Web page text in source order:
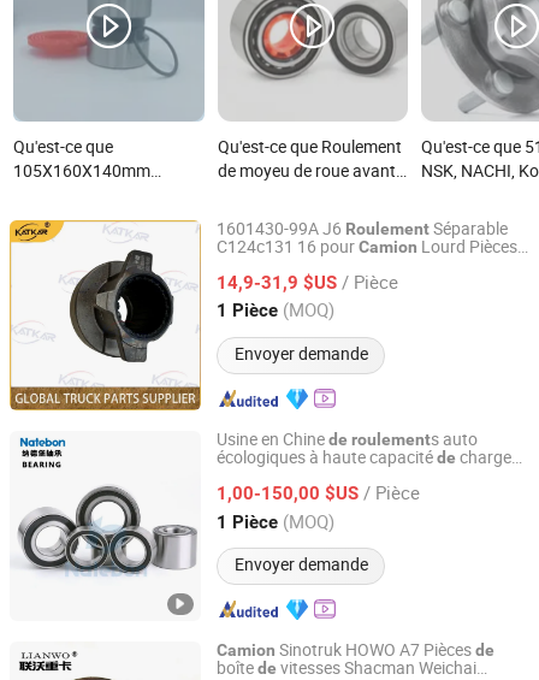
Qu'est-ce que
105X160X140mm
ensemble de moyeu de
camion lourd Vkba5408
85110616 803750b
Qu'est-ce que Roulement
de moyeu de roue avant
Dac42760038/35
Dac42760039
Dac42760037135
Qu'est-ce que
NSK, NACHI,
moyeu de roue
étanche,
1601430-99A J6 RoulementSéparable
C124c131 16 pourCamion Lourd Pièces
14,9-31,9 $US / Pièce
1 Pièce (MOQ)
Envoyer demande
Shandong Zhida International Trade Co., Ltd.
Shandong, China Depuis 2026
Usine en Chinede roulements auto
écologiques à haute capacitéde charge
1,00-150,00 $US / Pièce
1 Pièce (MOQ)
Envoyer demande
Natebon Electromechanical Industrial (Jiangsu) Co., Ltd.
Jiangsu, China Depuis 2026
Camion Sinotruk HOWO A7 Piècesde
boîtede vitesses Shacman Weichai